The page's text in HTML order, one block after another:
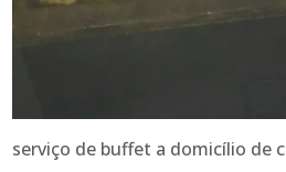
serviço de buffet a domicílio de